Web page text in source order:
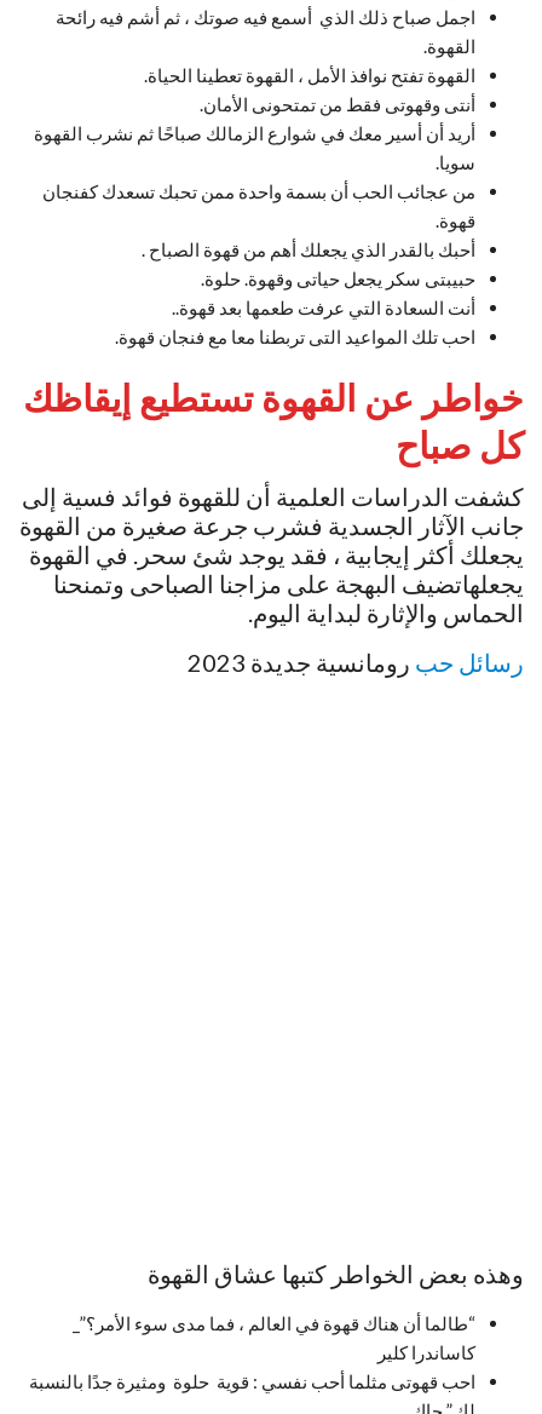
اجمل صباح ذلك الذي أسمع فيه صوتك ، ثم أشم فيه رائحة
القهوة.
القهوة تفتح نوافذ الأمل ، القهوة تعطينا الحياة.
أنتى وقهوتى فقط من تمتحونى الأمان.
أريد أن أسير معك في شوارع الزمالك صباحًا ثم نشرب القهوة
سويا.
من عجائب الحب أن بسمة واحدة ممن تحبك تسعدك كفنجان
قهوة.
أحبك بالقدر الذي يجعلك أهم من قهوة الصباح .
حبيبتى سكر يجعل حياتى وقهوة. حلوة.
أنت السعادة التي عرفت طعمها بعد قهوة..
احب تلك المواعيد التى تربطنا معا مع فنجان قهوة.
خواطر عن القهوة تستطيع إيقاظك
كل صباح
كشفت الدراسات العلمية أن للقهوة فوائد فسية إلى
جانب الآثار الجسدية فشرب جرعة صغيرة من القهوة
يجعلك أكثر إيجابية ، فقد يوجد شئ سحر. في القهوة
يجعلهاتضيف البهجة على مزاجنا الصباحى وتمنحنا
الحماس والإثارة لبداية اليوم.
رسائل حب رومانسية جديدة 2023
وهذه بعض الخواطر كتبها عشاق القهوة
“طالما أن هناك قهوة في العالم ، فما مدى سوء الأمر؟”_
كاساندرا كلير
احب قهوتى مثلما أحب نفسي : قوية حلوة ومثيرة جدًا بالنسبة